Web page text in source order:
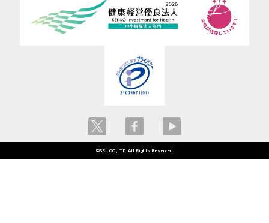
©SRJ CO.,LTD. All Rights Reserved.